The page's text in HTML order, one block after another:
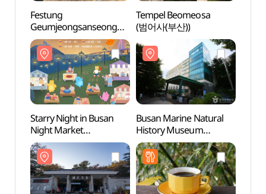
Festung
Geumjeongsanseong
(금정산성)
Tempel Beomeosa
(범어사(부산))
Starry Night in Busan
Night Market
(별바다부산 나이트마켓)
Busan Marine Natural
History Museum
(부산해양자연사박물관)